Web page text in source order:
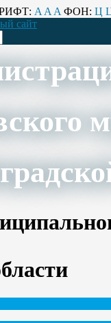
A A A ФОН: Ц
сайт